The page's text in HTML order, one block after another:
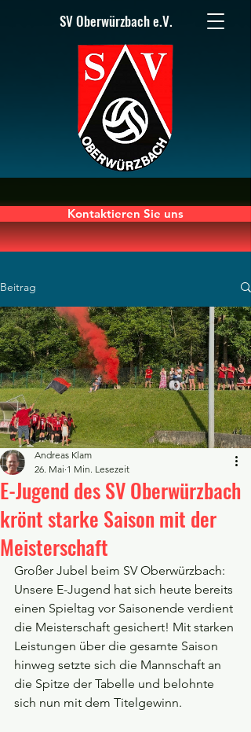
SV Oberwürzbach e.V.
Kontaktieren Sie uns
Beitrag
E-Jugend des SV Oberwürzbach
krönt starke Saison mit der
Meisterschaft
Andreas Klam
26. Mai 1 Min. Lesezeit
Großer Jubel beim SV Oberwürzbach:
Unsere E-Jugend hat sich heute bereits
einen Spieltag vor Saisonende verdient
die Meisterschaft gesichert! Mit starken
Leistungen über die gesamte Saison
hinweg setzte sich die Mannschaft an
die Spitze der Tabelle und belohnte
sich nun mit dem Titelgewinn.